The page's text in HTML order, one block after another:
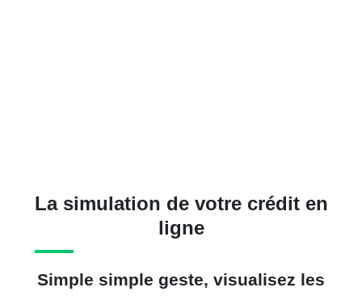
La simulation de votre crédit en
ligne
Simple simple geste, visualisez les